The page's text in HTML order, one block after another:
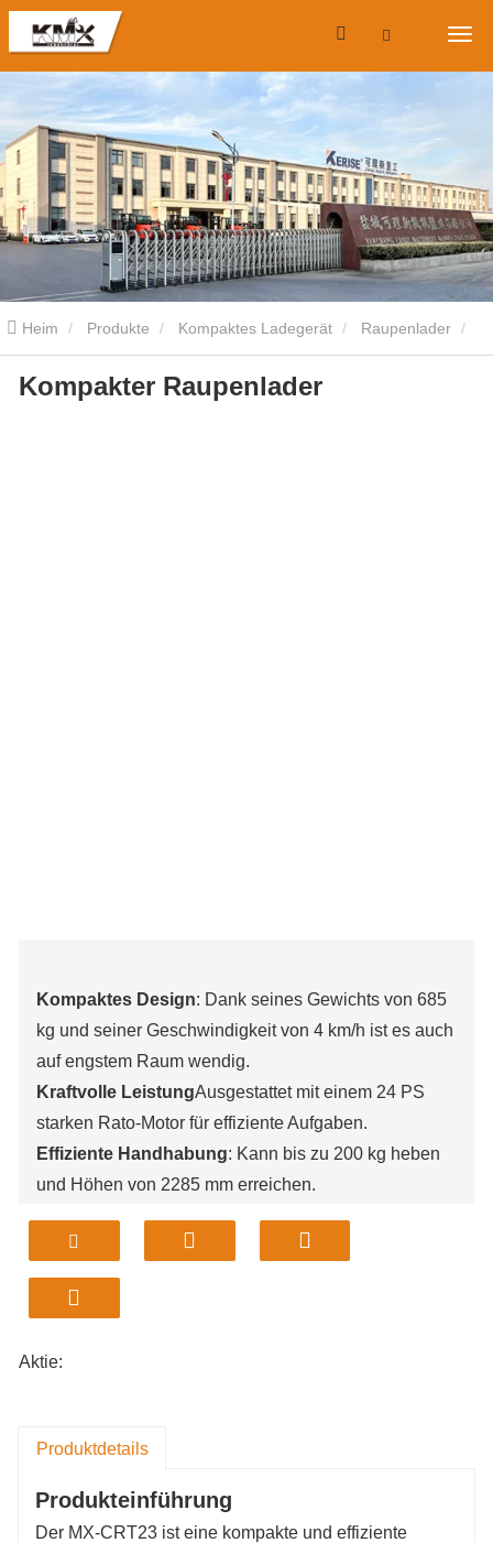
Heim Produkte Kompaktes Ladegerät Raupenlader
Kompakter Raupenlader
Kompakter Raupenlader
Kompaktes Design: Dank seines Gewichts von 685
kg und seiner Geschwindigkeit von 4 km/h ist es auch
auf engstem Raum wendig.
Kraftvolle LeistungAusgestattet mit einem 24 PS
starken Rato-Motor für effiziente Aufgaben.
Effiziente Handhabung: Kann bis zu 200 kg heben
und Höhen von 2285 mm erreichen.
Zuverlässigkeit in verschiedenen
Arbeitsumgebungen.
Vielseitige Anwendungen
Lagerhallen.
Aktie:
Produktdetails
Produkteinführung
Der MX-CRT23 ist eine kompakte und effiziente